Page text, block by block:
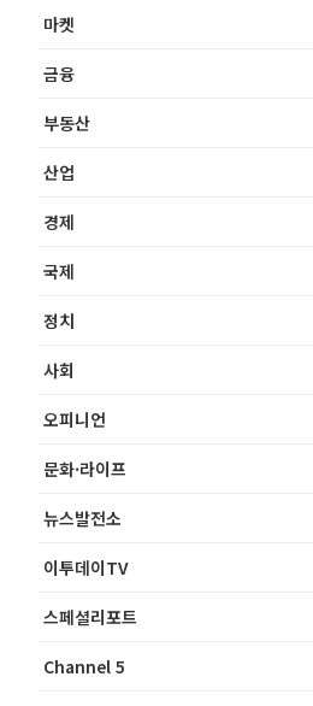
마켓
금융
부동산
산업
경제
국제
정치
사회
오피니언
문화·라이프
뉴스발전소
이투데이TV
스페셜리포트
Channel 5